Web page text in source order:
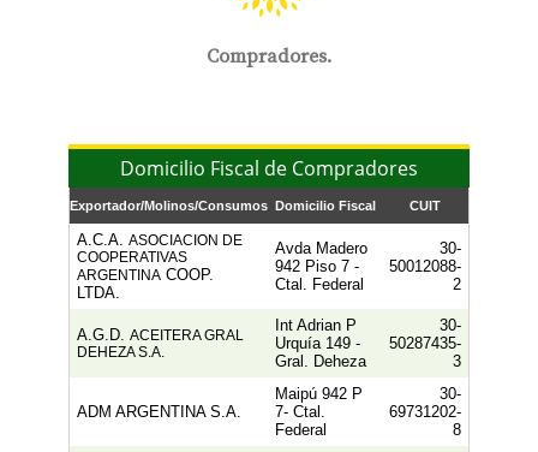
Compradores.
Domicilio Fiscal de Compradores
Exportador/Molinos/Consumos Domicilio Fiscal CUIT
A.C.A. ASOCIACION DE
COOPERATIVAS
ARGENTINA COOP.
LTDA.
Avda Madero
942 Piso 7 -
Ctal. Federal
30-
50012088-
2
A.G.D. ACEITERA GRAL
DEHEZA S.A.
Int Adrian P
Urquía 149 -
Gral. Deheza
30-
50287435-
3
ADM ARGENTINA S.A.
Maipú 942 P
7- Ctal.
Federal
30-
69731202-
8